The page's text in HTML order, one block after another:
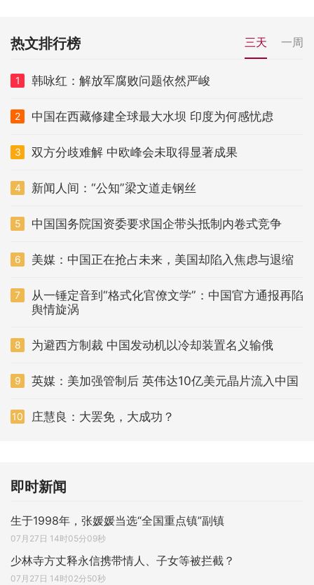
热文排行榜 三天 一周
1 韩咏红：解放军腐败问题依然严峻
2 中国在西藏修建全球最大水坝 印度为何感忧虑
3 双方分歧难解 中欧峰会未取得显著成果
4 新闻人间：“公知”梁文道走钢丝
5 中国国务院国资委要求国企带头抵制内卷式竞争
6 美媒：中国正在抢占未来，美国却陷入焦虑与退缩
7
从一锤定音到“格式化官僚文学”：中国官方通报再陷
舆情旋涡
8 为避西方制裁 中国发动机以冷却装置名义输俄
9 英媒：美加强管制后 英伟达10亿美元晶片流入中国
10 庄慧良：大罢免，大成功？
即时新闻
生于1998年，张媛媛当选“全国重点镇”副镇
07月27日 14时05分09秒
少林寺方丈释永信携带情人、子女等被拦截？
07月27日 14时02分50秒